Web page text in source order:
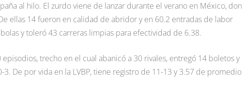
al hilo. El zurdo viene de lanzar durante el verano en México,
ellas 14 fueron en calidad de abridor y en 60.2 entradas de labor
y toleró 43 carreras limpias para efectividad de 6.38.
trecho en el cual abanicó a 30 rivales, entregó 14 boletos y
De por vida en la LVBP, tiene registro de 11-13 y 3.57 de